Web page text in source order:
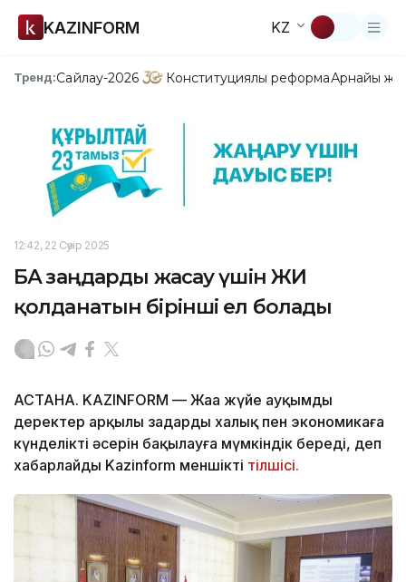
KAZINFORM KZ
Тренд:Сайлау-2026 Конституциялық реформаАрнайы
12:42, 22 Сәуір 2025
БАӘ заңдарды жасау үшін ЖИ
қолданатын бірінші ел болады
АСТАНА. KAZINFORM — Жаңа жүйе ауқымды
деректер арқылы заңдардың халық пен экономикаға
күнделікті әсерін бақылауға мүмкіндік береді, деп
хабарлайды Kazinform меншікті тілшісі.